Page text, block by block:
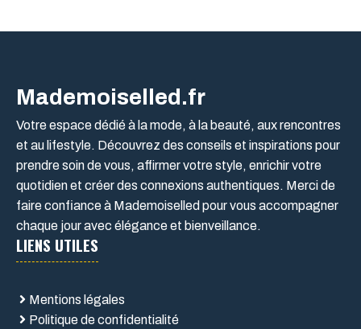
Mademoiselled.fr
Votre espace dédié à la mode, à la beauté, aux rencontres
et au lifestyle. Découvrez des conseils et inspirations pour
prendre soin de vous, affirmer votre style, enrichir votre
quotidien et créer des connexions authentiques. Merci de
faire confiance à Mademoiselled pour vous accompagner
chaque jour avec élégance et bienveillance.
LIENS UTILES
Mentions légales
Politique de confidentialité